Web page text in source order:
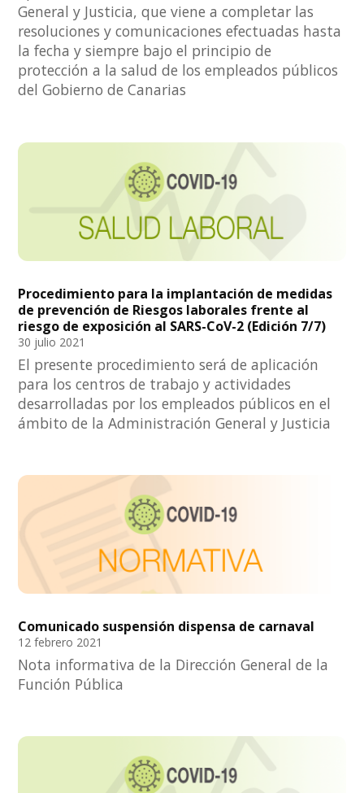
General y Justicia, que viene a completar las
resoluciones y comunicaciones efectuadas hasta
la fecha y siempre bajo el principio de
protección a la salud de los empleados públicos
del Gobierno de Canarias
Procedimiento para la implantación de medidas
de prevención de Riesgos laborales frente al
riesgo de exposición al SARS-CoV-2 (Edición 7/7)
30 julio 2021
El presente procedimiento será de aplicación
para los centros de trabajo y actividades
desarrolladas por los empleados públicos en el
ámbito de la Administración General y Justicia
Comunicado suspensión dispensa de carnaval
12 febrero 2021
Nota informativa de la Dirección General de la
Función Pública